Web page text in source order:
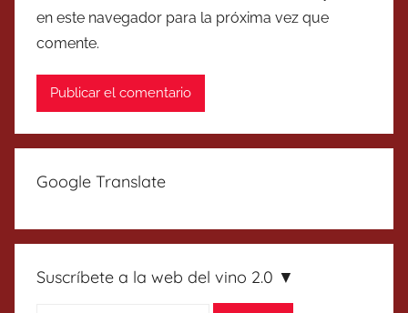
en este navegador para la próxima vez que
comente.
Google Translate
Suscríbete a la web del vino 2.0 ▼